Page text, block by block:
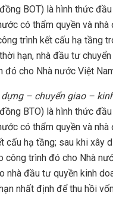
BOT) là hình thức
có thẩm quyền và
trình kết cấu hạ tầng
hạn, nhà đầu tư
đó cho Nhà nước Việt
– chuyển giao –
BTO) là hình thức
có thẩm quyền và
cấu hạ tầng; sau khi xây
công trình đó cho Nhà
nhà đầu tư quyền kinh
nhất định để thu hồi